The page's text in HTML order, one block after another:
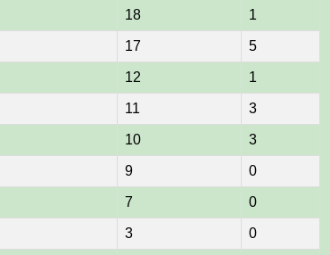
18 1
17 5
12 1
11 3
10 3
9 0
7 0
3 0